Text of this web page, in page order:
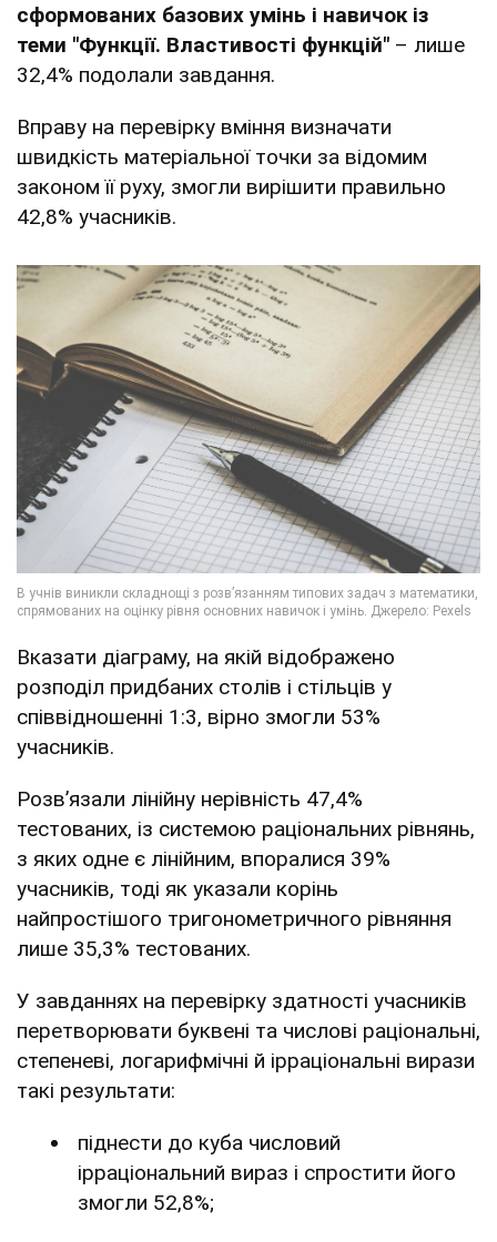
сформованих базових умінь і навичок із
теми "Функції. Властивості функцій" – лише
32,4% подолали завдання.
Вправу на перевірку вміння визначати
швидкість матеріальної точки за відомим
законом її руху, змогли вирішити правильно
42,8% учасників.
Вказати діаграму, на якій відображено
розподіл придбаних столів і стільців у
співвідношенні 1:3, вірно змогли 53%
учасників.
Розв’язали лінійну нерівність 47,4%
тестованих, із системою раціональних рівнянь,
з яких одне є лінійним, впоралися 39%
учасників, тоді як указали корінь
найпростішого тригонометричного рівняння
лише 35,3% тестованих.
У завданнях на перевірку здатності учасників
перетворювати буквені та числові раціональні,
степеневі, логарифмічні й ірраціональні вирази
такі результати:
піднести до куба числовий
ірраціональний вираз і спростити його
змогли 52,8%;